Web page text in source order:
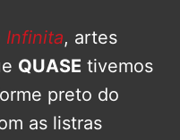
Infinita, artes
QUASE tivemos
preto do
as listras